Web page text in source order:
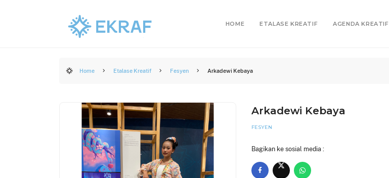
HOME ETALASE KREATIF AGENDA KREATIF
Home Etalase Kreatif Fesyen Arkadewi Kebaya
Arkadewi Kebaya
FESYEN
Bagikan ke sosial media :